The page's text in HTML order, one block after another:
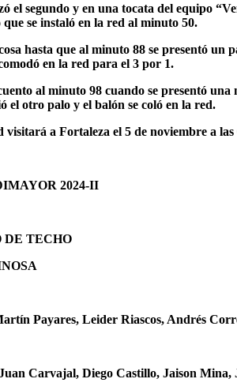
el segundo y en una tocata del equipo
se instaló en la red al minuto 50.
hasta que al minuto 88 se presentó
en la red para el 3 por 1.
al minuto 98 cuando se presentó
el otro palo y el balón se coló en la red.
a Fortaleza el 5 de noviembre a
2024-II
DE TECHO
Payares, Leider Riascos, Andrés
Carvajal, Diego Castillo, Jaison